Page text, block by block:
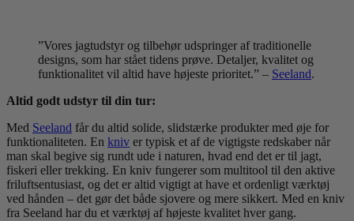
”Vores jagtudstyr og tilbehør udspringer af traditionelle
designs, som har stået tidens prøve. Detaljer, kvalitet og
funktionalitet vil altid have højeste prioritet.” – Seeland.
Altid godt udstyr til din tur:
Med Seeland får du altid solide, slidstærke produkter med øje for
funktionaliteten. En kniv er typisk et af de vigtigste redskaber når
man skal begive sig rundt ude i naturen, hvad end det er til jagt,
fiskeri eller trekking. En kniv fungerer som multitool til den aktive
friluftsentusiast, og det er altid vigtigt at have et ordenligt værktøj
ved hånden – det gør det både sjovere og mere sikkert. Med en kniv
fra Seeland har du et værktøj af højeste kvalitet hver gang.